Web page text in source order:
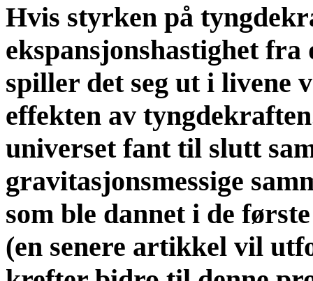
Hvis styrken på
ekspansjonshastighet fra
spiller det seg ut i livene
effekten av
universet fant til slutt
gravitasjonsmessige
som ble dannet i de
(en senere artikkel vil